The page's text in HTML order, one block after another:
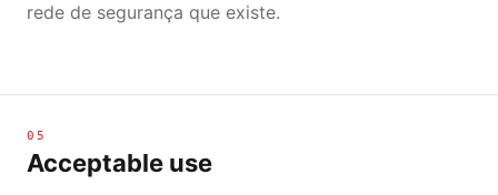
rede de segurança que existe.
05
Acceptable use